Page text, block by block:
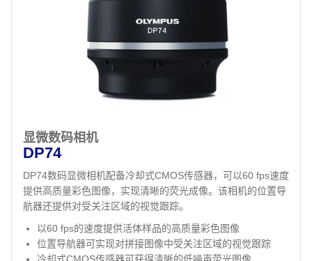
显微数码相机
DP74
DP74数码显微相机配备冷却式CMOS传感器，可以60 fps速度
提供高质量彩色图像，实现清晰的荧光成像。该相机的位置导
航器还提供对受关注区域的视觉跟踪。
以60 fps的速度提供活体样品的高质量彩色图像
位置导航器可实现对拼接图像中受关注区域的视觉跟踪
冷却式CMOS传感器可获得清晰的低噪声荧光图像